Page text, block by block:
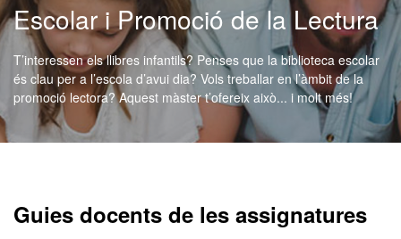
Escolar i Promoció de la Lectura
T’interessen els llibres infantils? Penses que la biblioteca escolar
és clau per a l’escola d’avui dia? Vols treballar en l’àmbit de la
promoció lectora? Aquest màster t’ofereix això... i molt més!
Guies docents de les assignatures